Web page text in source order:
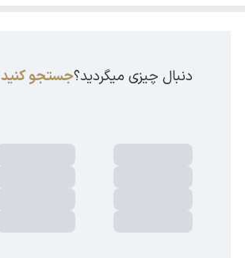
دنبال چیزی میگردید؟جستجو کنید